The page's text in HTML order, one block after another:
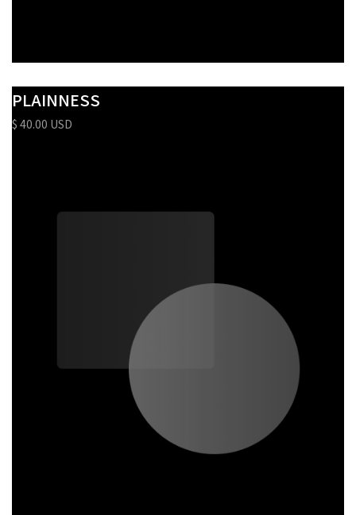
PLAINNESS
$ 40.00 USD